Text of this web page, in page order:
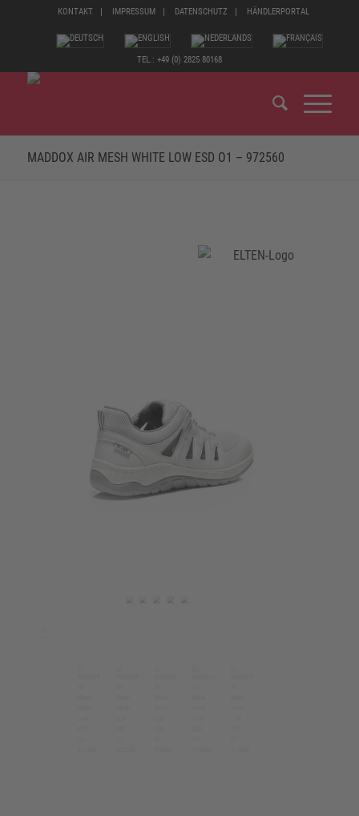
KONTAKT IMPRESSUM DATENSCHUTZ HÄNDLERPORTAL
TEL.: +49 (0) 2825 80168
MADDOX AIR MESH WHITE LOW ESD O1 – 972560